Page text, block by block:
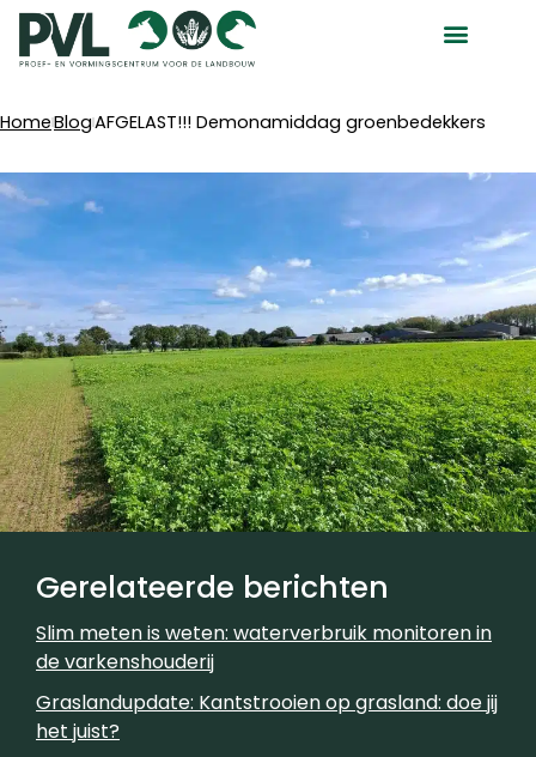
Ga
naar
de
HomeBlogAFGELAST!!! Demonamiddag groenbedekkers
Gerelateerde berichten
Slim meten is weten: waterverbruik monitoren in
de varkenshouderij
Graslandupdate: Kantstrooien op grasland: doe jij
het juist?